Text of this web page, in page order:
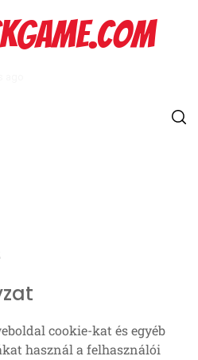
cookie-kat és egyéb
használ a felhasználói